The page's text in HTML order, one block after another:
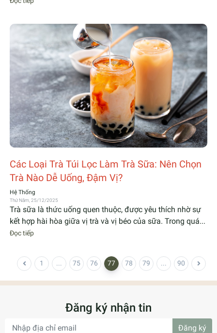
Các Loại Trà Túi Lọc Làm Trà Sữa: Nên Chọn
Trà Nào Dễ Uống, Đậm Vị?
Hệ Thống
Thứ Năm, 25/12/2025
Trà sữa là thức uống quen thuộc, được yêu thích nhờ sự
kết hợp hài hòa giữa vị trà và vị béo của sữa. Trong quá...
Đọc tiếp
1 ... 75 76 77 78 79 ... 90
Đăng ký nhận tin
Đăng ký